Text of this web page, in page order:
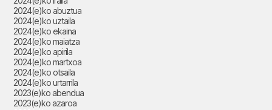
2024(e)ko abuztua
2024(e)ko uztaila
2024(e)ko ekaina
2024(e)ko maiatza
2024(e)ko apirila
2024(e)ko martxoa
2024(e)ko otsaila
2024(e)ko urtarrila
2023(e)ko abendua
2023(e)ko azaroa